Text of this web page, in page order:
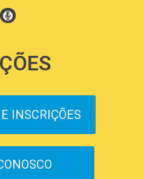
INSCRIÇÕES